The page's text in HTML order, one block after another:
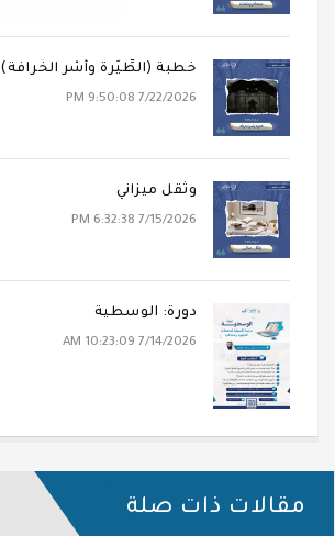
خطبة (الطِّيَرة وأَسْر الخُرافة)
7/22/2026 9:50:08 PM
وثقل ميزاني
7/15/2026 6:32:38 PM
دورة: الوسطية
7/14/2026 10:23:09 AM
مقالات ذات صلة